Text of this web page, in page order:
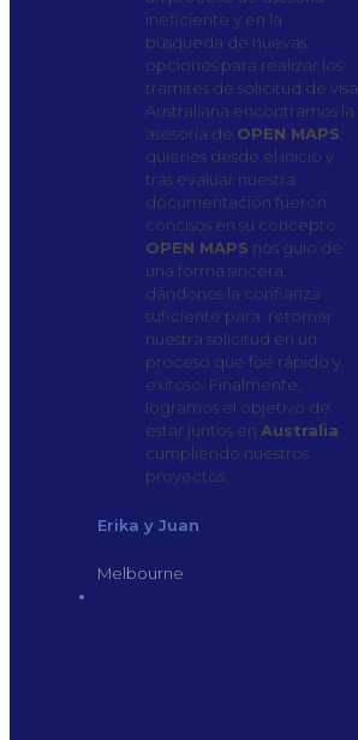
ineficiente y en la
búsqueda de nuevas
opciones para realizar los
trámites de solicitud de visa
Australiana encontramos la
asesoría de OPEN MAPS;
quienes desde el inicio y
tras evaluar nuestra
documentación fueron
concisos en su concepto.
OPEN MAPS nos guio de
una forma sincera,
dándonos la confianza
suficiente para retomar
nuestra solicitud en un
proceso que fue rápido y
exitoso. Finalmente,
logramos el objetivo de
estar juntos en Australia
cumpliendo nuestros
proyectos.
Erika y Juan
Melbourne